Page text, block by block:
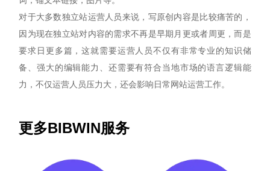
对于大多数独立站运营人员来说，写原创内容是比较痛苦的，
因为现在独立站对内容的需求不再是早期月更或者周更，而是
要求日更多篇，这就需要运营人员不仅有非常专业的知识储
备、强大的编辑能力、还需要有符合当地市场的语言逻辑能
力，不仅运营人员压力大，还会影响日常网站运营工作。
更多BIBWIN服务